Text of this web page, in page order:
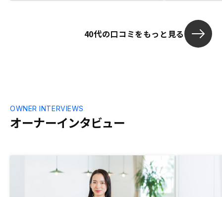
が必要なのかも踏まえトータル的に考えさ
40代の口コミをもっと見る
オーナーインタビュー
OWNER INTERVIEWS